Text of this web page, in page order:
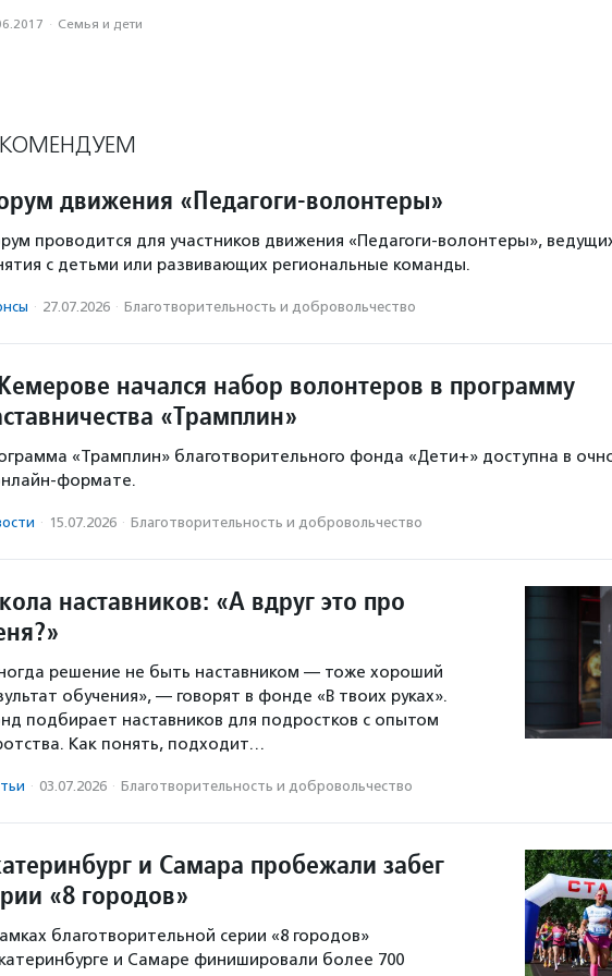
· Семья и дети
движения «Педагоги-волонтеры»
проводится для участников движения «Педагоги-волонтеры»,
с детьми или развивающих региональные команды.
· 27.07.2026 · Благотвори­тель­ность и доброволь­чест­во
начался набор волонтеров в программу
«Трамплин»
«Трамплин» благотворительного фонда «Дети+» доступна в
формате.
· 15.07.2026 · Благотвори­тель­ность и доброволь­чест­во
наставников: «А вдруг это про
решение не быть наставником — тоже хороший
обучения», — говорят в фонде «В твоих руках».
подбирает наставников для подростков с опытом
Как понять, подходит…
· 03.07.2026 · Благотвори­тель­ность и доброволь­чест­во
и Самара пробежали забег
«8 городов»
благотворительной серии «8 городов»
и Самаре финишировали более 700